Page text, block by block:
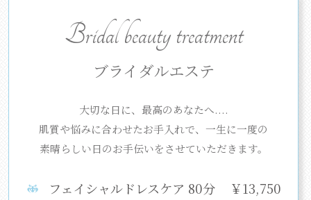
Bridal beauty treatment
ブライダルエステ
大切な日に、最高のあなたへ....
肌質や悩みに合わせたお手入れで、 一生に一度の
素晴らしい日のお手伝いをさせていただきます。
フェイシャルドレスケア 80分 ￥13,750